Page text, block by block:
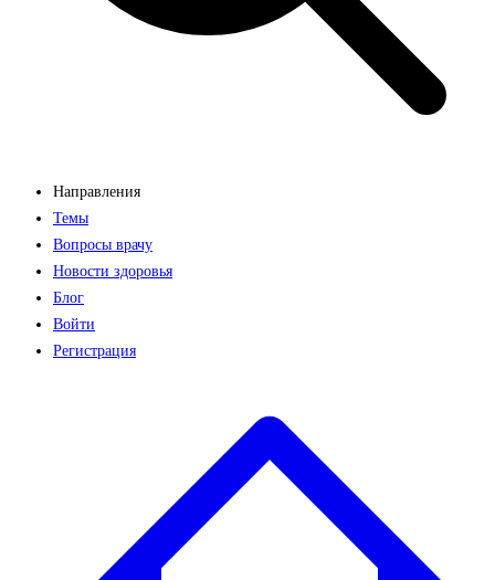
Направления
Темы
Вопросы врачу
Новости здоровья
Блог
Войти
Регистрация